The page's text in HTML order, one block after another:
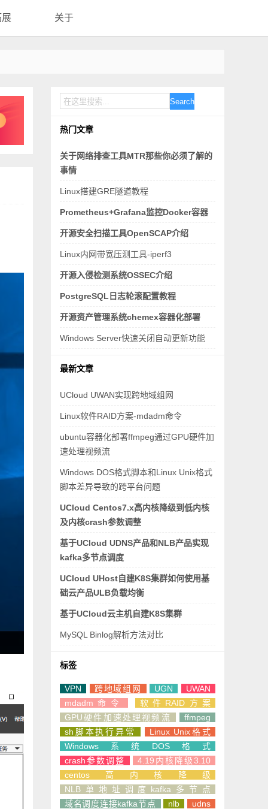
展 关于
Search
热门文章
关于网络排查工具MTR那些你必须了解的
事情
Linux搭建GRE隧道教程
Prometheus+Grafana监控Docker容器
开源安全扫描工具OpenSCAP介绍
Linux内网带宽压测工具-iperf3
开源入侵检测系统OSSEC介绍
PostgreSQL日志轮滚配置教程
开源资产管理系统chemex容器化部署
Windows Server快速关闭自动更新功能
最新文章
UCloud UWAN实现跨地域组网
Linux软件RAID方案-mdadm命令
ubuntu容器化部署ffmpeg通过GPU硬件加
速处理视频流
Windows DOS格式脚本和Linux Unix格式
脚本差异导致的跨平台问题
UCloud Centos7.x高内核降级到低内核
及内核crash参数调整
基于UCloud UDNS产品和NLB产品实现
kafka多节点调度
UCloud UHost自建K8S集群如何使用基
础云产品ULB负载均衡
基于UCloud云主机自建K8S集群
MySQL Binlog解析方法对比
标签
VPN 跨地域组网 UGN
UWAN
mdadm命令
软件RAID方案
GPU硬件加速处理视频流
ffmpeg
sh脚本执行异常
Linux Unix格式
Windows系统DOS格式
crash参数调整
4.19内核降级3.10
centos高内核降级
NLB单地址调度kafka多节点
域名调度连接kafka节点
nlb
udns